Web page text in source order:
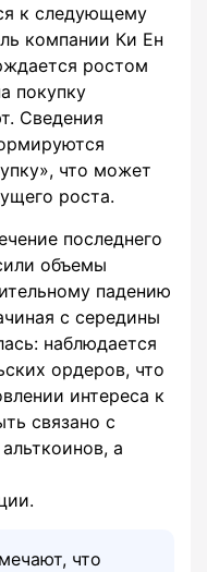
к следующему
компании Ки Ен
ростом
покупку
Сведения
что может
роста.
последнего
объемы
падению
с середины
наблюдается
ордеров, что
интереса к
связано с
а
что